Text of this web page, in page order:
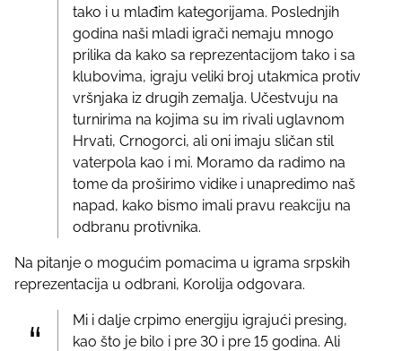
tako i u mlađim kategorijama. Poslednjih
godina naši mladi igrači nemaju mnogo
prilika da kako sa reprezentacijom tako i sa
klubovima, igraju veliki broj utakmica protiv
vršnjaka iz drugih zemalja. Učestvuju na
turnirima na kojima su im rivali uglavnom
Hrvati, Crnogorci, ali oni imaju sličan stil
vaterpola kao i mi. Moramo da radimo na
tome da proširimo vidike i unapredimo naš
napad, kako bismo imali pravu reakciju na
odbranu protivnika.
Na pitanje o mogućim pomacima u igrama srpskih
reprezentacija u odbrani, Korolija odgovara.
Mi i dalje crpimo energiju igrajući presing,
kao što je bilo i pre 30 i pre 15 godina. Ali